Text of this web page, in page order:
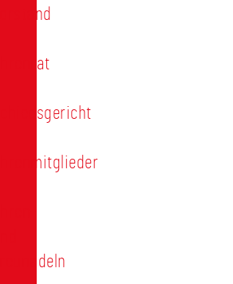
Vorstand
Ehrenrat
Schiedsgericht
Ehrenmitglieder
Treunadeln